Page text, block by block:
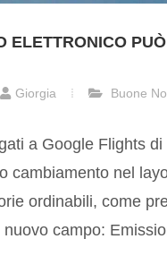
ELETTRONICO
Giorgia Buone
a Google Flights
cambiamento nel
ordinabili, come
campo: